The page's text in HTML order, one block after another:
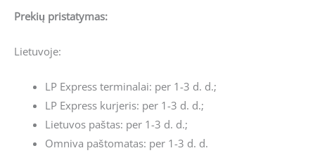
Prekių pristatymas:
Lietuvoje:
LP Express terminalai: per 1-3 d. d.;
LP Express kurjeris: per 1-3 d. d.;
Lietuvos paštas: per 1-3 d. d.;
Omniva paštomatas: per 1-3 d. d.